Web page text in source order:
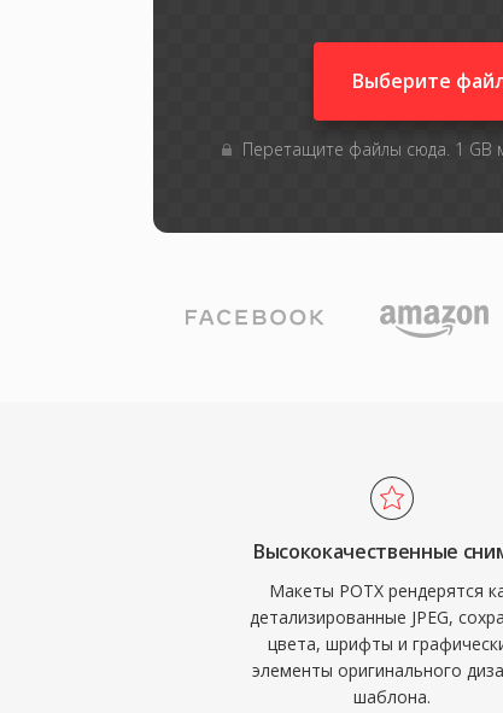
Выберите
Перетащите файлы сюда. 1 GB
Высококачественные
Макеты POTX рендерятся
детализированные JPEG,
цвета, шрифты и
элементы оригинального
шаблона.